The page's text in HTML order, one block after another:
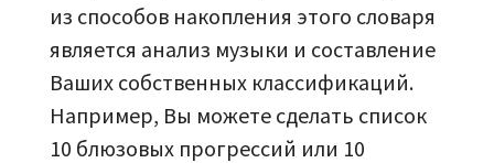
из способов накопления этого словаря
является анализ музыки и составление
Ваших собственных классификаций.
Например, Вы можете сделать список
10 блюзовых прогрессий или 10